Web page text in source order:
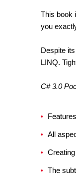
This book
you
Despite
LINQ.
C# 3.0
All
The